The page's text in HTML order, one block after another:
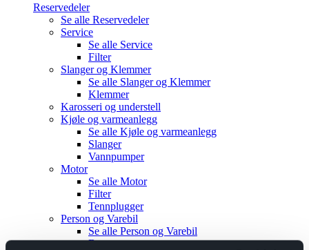
Reservedeler
Se alle Reservedeler
Service
Se alle Service
Filter
Slanger og Klemmer
Se alle Slanger og Klemmer
Klemmer
Karosseri og understell
Kjøle og varmeanlegg
Se alle Kjøle og varmeanlegg
Slanger
Vannpumper
Motor
Se alle Motor
Filter
Tennplugger
Person og Varebil
Se alle Person og Varebil
Brems